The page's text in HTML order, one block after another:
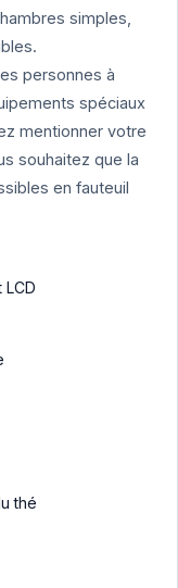
simples,
personnes à
spéciaux
mentionner votre
souhaitez que la
en fauteuil
thé